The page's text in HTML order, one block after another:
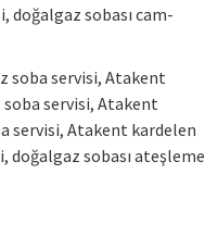
doğalgaz sobası cam-
soba servisi, Atakent
servisi, Atakent
servisi, Atakent kardelen
doğalgaz sobası ateşleme